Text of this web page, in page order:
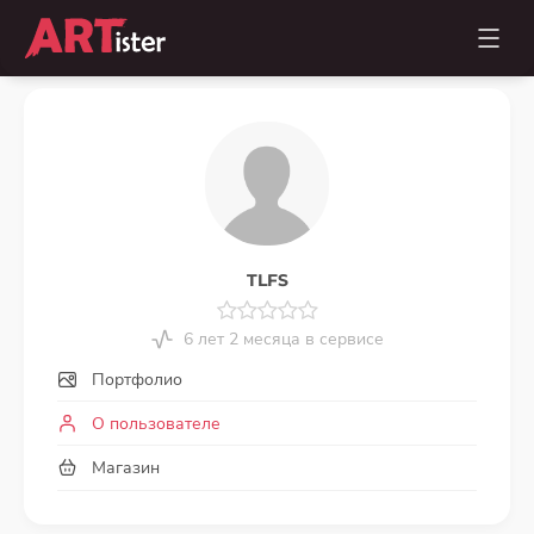
TLFS
6 лет 2 месяца в сервисе
Портфолио
О пользователе
Магазин